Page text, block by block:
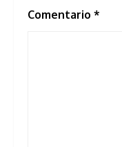
Comentario *